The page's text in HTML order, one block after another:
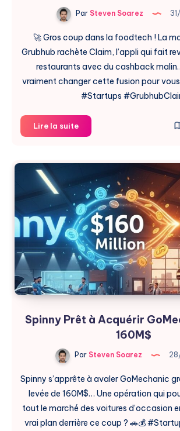
Par Steven Soarez
🚀 Gros coup dans la foodtech ! La
Grubhub rachète Claim, l’appli qui fait
restaurants avec du cashback
vraiment changer cette fusion pour
#Startups
Lire la suiteGrubhub
Acquiert
et
Révolutionne
les
Récompenses
Resto
Spinny Prêt à Acquérir
160M$
Par Steven Soarez
Spinny s’apprête à avaler GoMechanic
levée de 160M$… Une opération qui
tout le marché des voitures d’occasion
vrai plan derrière ce coup ? 🚗💰